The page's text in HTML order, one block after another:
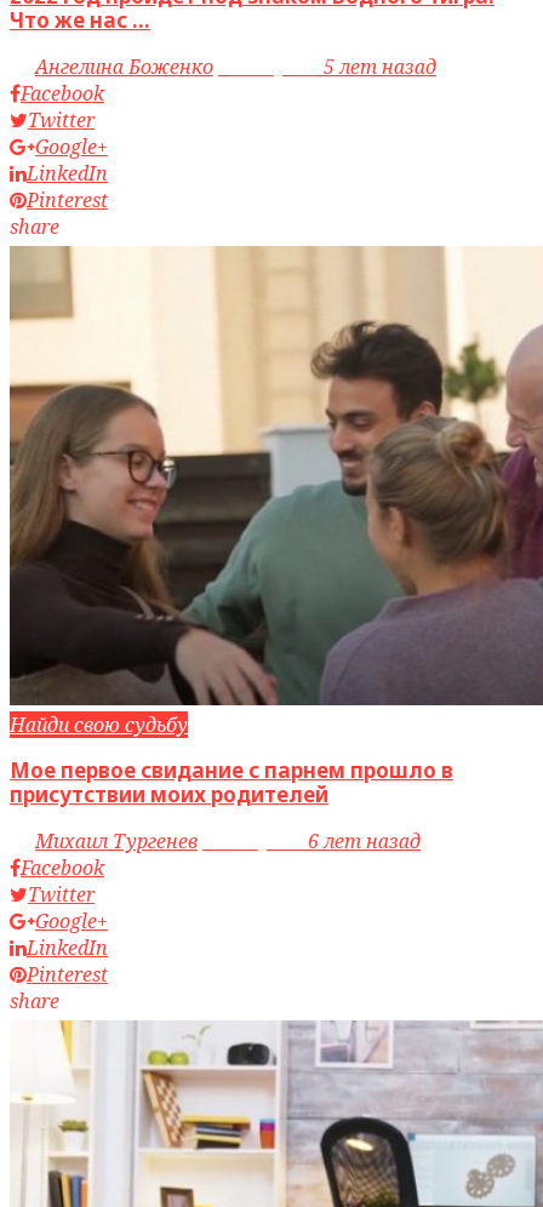
Что же нас ...
byАнгелина Боженко
5 лет назад
Facebook
Twitter
Google+
LinkedIn
Pinterest
share
Найди свою судьбу
Мое первое свидание с парнем прошло в
присутствии моих родителей
byМихаил Тургенев
6 лет назад
Facebook
Twitter
Google+
LinkedIn
Pinterest
share